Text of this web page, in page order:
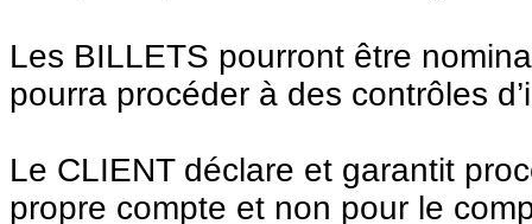
Les BILLETS pourront être
pourra procéder à des contrôles
Le CLIENT déclare et garantit
propre compte et non pour le